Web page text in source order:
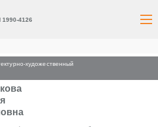
1990-4126
художественный